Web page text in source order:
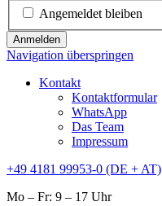
Angemeldet bleiben
Anmelden
Navigation überspringen
Kontakt
Kontaktformular
WhatsApp
Das Team
Impressum
+49 4181 99953-0 (DE + AT)
Mo – Fr: 9 – 17 Uhr